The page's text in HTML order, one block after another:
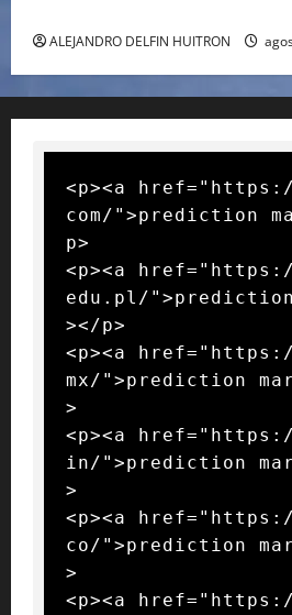
ALEJANDRO DELFIN HUITRON
<p><a
com/">prediction
p>
<p><a
edu.pl/
></p>
<p><a
mx/">prediction
>
<p><a
in/">prediction
>
<p><a
co/">prediction
>
<p><a href="https://